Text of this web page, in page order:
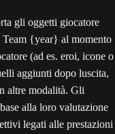
gli oggetti giocatore
{year} al momento
(ad es. eroi, icone o
aggiunti dopo luscita,
altre modalità. Gli
alla loro valutazione
legati alle prestazioni